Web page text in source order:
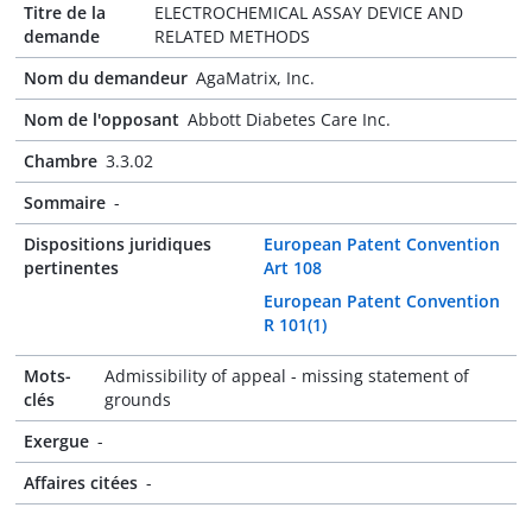
Titre de la
demande
ELECTROCHEMICAL ASSAY DEVICE AND
RELATED METHODS
Nom du demandeur AgaMatrix, Inc.
Nom de l'opposant Abbott Diabetes Care Inc.
Chambre 3.3.02
Sommaire -
Dispositions juridiques
pertinentes
European Patent Convention
Art 108
European Patent Convention
R 101(1)
Mots-
clés
Admissibility of appeal - missing statement of
grounds
Exergue -
Affaires citées -